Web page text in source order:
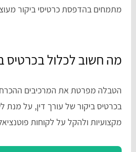
מתמחים בהדפסת כרטיסי ביקור
מה חשוב לכלול בכרטיס
הטבלה מפרטת את המרכיבים
בכרטיס ביקור של עורך דין, על מנת
מקצועיות ולהקל על לקוחות